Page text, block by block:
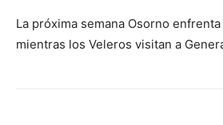
La próxima semana Osorno
mientras los Veleros visitan a